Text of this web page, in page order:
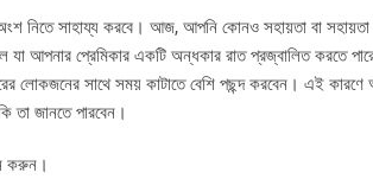
নিতে সাহায্য করবে। আজ, আপনি কোনও সহায়তা বা সহায়তা
আপনার প্রেমিকার একটি অন্ধকার রাত প্রজ্বালিত করতে
লোকজনের সাথে সময় কাটাতে বেশি পছন্দ করবেন। এই কারণে
তা জানতে পারবেন।
করুন।